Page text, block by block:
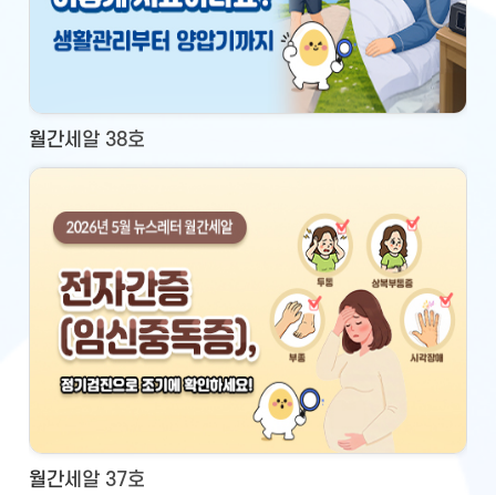
월간세알 38호
월간세알 37호